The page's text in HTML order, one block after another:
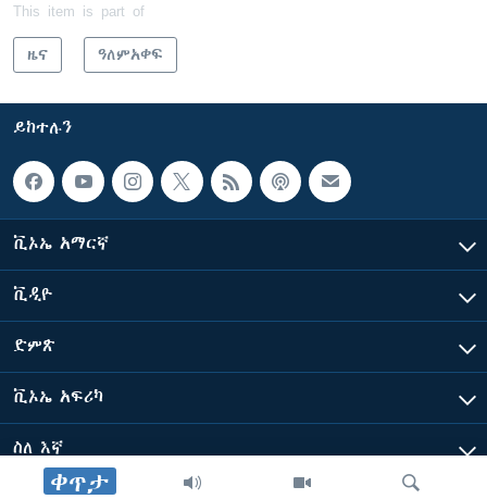
ቀጥታ
This item is part of
ዜና ዓለምአቀፍ
ይከተሉን
ቪኦኤ አማርኛ
ቪዲዮ
ድምጽ
ቪኦኤ አፍሪካ
ስለ እኛ